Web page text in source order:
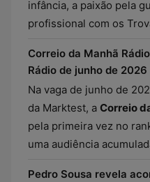
infância, a paixão pela
profissional com os
Correio da Manhã
Rádio de junho de 2026
Na vaga de junho de
da Marktest, a Correio
pela primeira vez no
uma audiência
Pedro Sousa revela